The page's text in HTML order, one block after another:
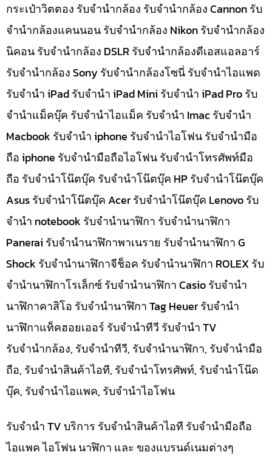
กระเป๋าวิตตอง รับจำนำกล้อง รับจำนำกล้อง Cannon รับ
จำนำกล้องแคนนอน รับจำนำกล้อง Nikon รับจำนำกล้อง
นิคอน รับจำนำกล้อง DSLR รับจำนำกล้องดีเอสแอลอาร์
รับจำนำกล้อง Sony รับจำนำกล้องโซนี่ รับจำนำไอแพด
รับจำนำ iPad รับจำนำ iPad Mini รับจำนำ iPad Pro รับ
จำนำแม็คบุ๊ค รับจำนำไอแม็ค รับจำนำ Imac รับจำนำ
Macbook รับจำนำ iphone รับจำนำไอโฟน รับจำนำมือ
ถือ iphone รับจำนำมือถือไอโฟน รับจำนำโทรศัพท์มือ
ถือ รับจำนำโน๊ตบุ๊ค รับจำนำโน๊ตบุ๊ค HP รับจำนำโน๊ตบุ๊ค
Asus รับจำนำโน๊ตบุ๊ค Acer รับจำนำโน๊ตบุ๊ค Lenovo รับ
จำนำ notebook รับจำนำนาฬิกา รับจำนำนาฬิกา
Panerai รับจำนำนาฬิกาพาเนราย รับจำนำนาฬิกา G
Shock รับจำนำนาฬิกาจีช็อค รับจำนำนาฬิกา ROLEX รับ
จำนำนาฬิกาโรเล็กซ์ รับจำนำนาฬิกา Casio รับจำนำ
นาฬิกาคาสิโอ รับจำนำนาฬิกา Tag Heuer รับจำนำ
นาฬิกาแท็คฮอยเออร์ รับจำนำทีวี รับจำนำ TV
รับจำนำกล้อง, รับจำนำทีวี, รับจำนำนาฬิกา, รับจำนำมือ
ถือ, รับจำนำสินค้าไอที, รับจำนำโทรศัพท์, รับจำนำโน๊ด
บุ๊ค, รับจำนำไอแพค, รับจำนำไอโฟน
รับจำนำ TV บริการ รับจำนำสินค้าไอที รับจำนำมือถือ
ไอแพค ไอโฟน นาฬิกา และ ของแบรนด์เนมต่างๆ